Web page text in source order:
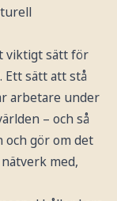
viktigt sätt för
sätt att stå
arbetare under
– och så
gör om det
med,